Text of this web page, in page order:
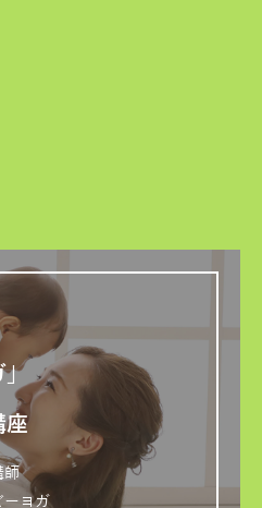
」
座
師
ーヨガ